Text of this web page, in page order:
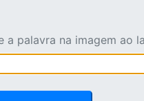
a palavra na imagem ao